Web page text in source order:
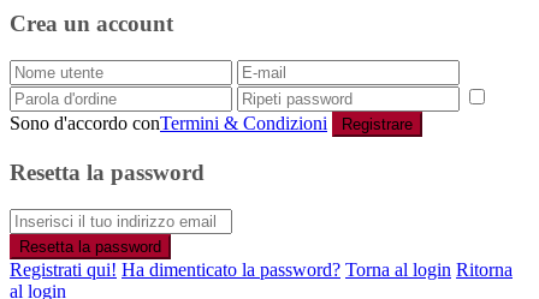
Crea un account
Sono d'accordo conTermini & Condizioni Registrare
Resetta la password
Resetta la password
Registrati qui! Ha dimenticato la password? Torna al login Ritorna
al login